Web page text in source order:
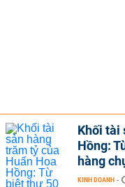
Khối tài
Hồng:
hàng
KINH DOANH -